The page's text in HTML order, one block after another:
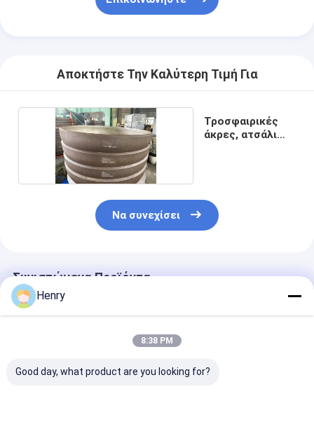
Αποκτήστε Την Καλύτερη Τιμή Για
Τροσφαιρικές
άκρες, ατσάλι
Να συνεχίσει
Συνιστώμενα Προϊόντα
Henry
8:38 PM
Good day, what product are you looking for?